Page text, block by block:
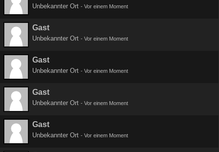
Unbekannter Ort - Vor einem Moment
Gast
Unbekannter Ort - Vor einem Moment
Gast
Unbekannter Ort - Vor einem Moment
Gast
Unbekannter Ort - Vor einem Moment
Gast
Unbekannter Ort - Vor einem Moment